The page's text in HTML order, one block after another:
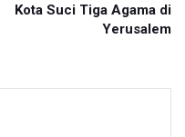
Kota Suci Tiga Agama di
Yerusalem